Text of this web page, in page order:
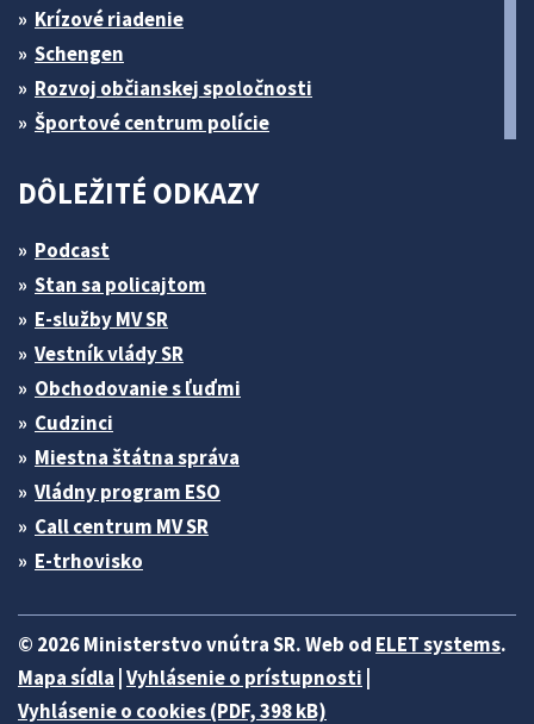
Krízové riadenie
Schengen
Rozvoj občianskej spoločnosti
Športové centrum polície
DÔLEŽITÉ ODKAZY
Podcast
Stan sa policajtom
E-služby MV SR
Vestník vlády SR
Obchodovanie s ľuďmi
Cudzinci
Miestna štátna správa
Vládny program ESO
Call centrum MV SR
E-trhovisko
© 2026 Ministerstvo vnútra SR. Web od ELET systems.
Mapa sídla Vyhlásenie o prístupnosti
Vyhlásenie o cookies (PDF, 398 kB)